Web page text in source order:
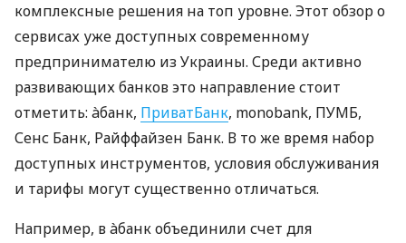
комплексные решения на топ уровне. Этот обзор о
сервисах уже доступных современному
предпринимателю из Украины. Среди активно
развивающих банков это направление стоит
отметить: àбанк, ПриватБанк, monobank, ПУМБ,
Сенс Банк, Райффайзен Банк. В то же время набор
доступных инструментов, условия обслуживания
и тарифы могут существенно отличаться.
Например, в àбанк объединили счет для